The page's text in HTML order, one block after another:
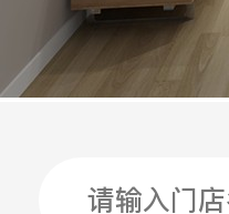
邮箱
留言